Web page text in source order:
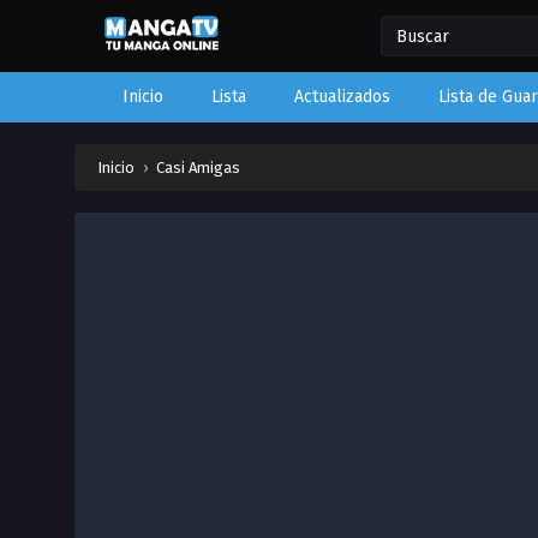
Inicio Lista Actualizados Lista de
Inicio › Casi Amigas